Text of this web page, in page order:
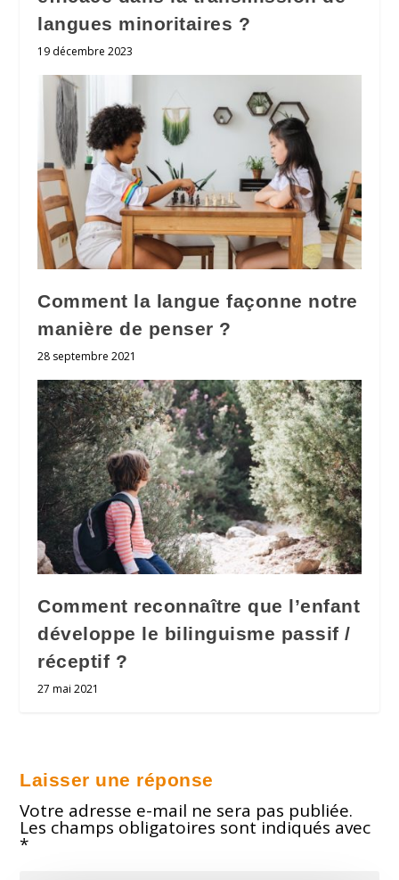
langues minoritaires ?
19 décembre 2023
Comment la langue façonne notre
manière de penser ?
28 septembre 2021
Comment reconnaître que l’enfant
développe le bilinguisme passif /
réceptif ?
27 mai 2021
Laisser une réponse
Votre adresse e-mail ne sera pas publiée.
Les champs obligatoires sont indiqués avec
*